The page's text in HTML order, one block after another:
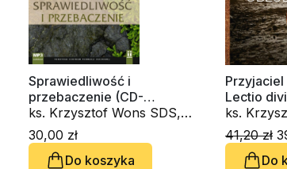
Sprawiedliwość i
przebaczenie (CD-
audiobook)
ks. Krzysztof Wons SDS,
ks. Piotr Kot, Innocenzo
Gargano OSBCam.
30,00 zł
Do koszyka
Lectio
ks.
41,20 zł
Do